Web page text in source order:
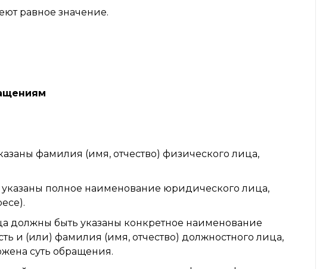
равное значение.
фамилия (имя, отчество) физического лица,
полное наименование юридического лица,
должны быть указаны конкретное наименование
и (или) фамилия (имя, отчество) должностного лица,
суть обращения.